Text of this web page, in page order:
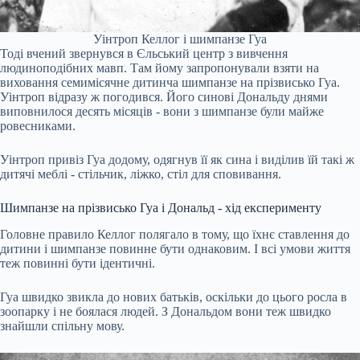
Уінтроп Келлог і шимпанзе Гуа
Тоді вчений звернувся в Єльський центр з вивчення
людиноподібних мавп. Там йому запропонували взяти на
виховання семимісячне дитинча шимпанзе на прізвисько Гуа.
Уінтроп відразу ж погодився. Його синові Дональду днями
виповнилося десять місяців - вони з шимпанзе були майже
ровесниками.
Уінтроп привіз Гуа додому, одягнув її як сина і виділив їй такі ж
дитячі меблі - стільчик, ліжко, стіл для сповивання.
Шимпанзе на прізвисько Гуа і Дональд - хід експерименту
Головне правило Келлог полягало в тому, що їхнє ставлення до
дитини і шимпанзе повинне бути однаковим. І всі умови життя
теж повинні бути ідентичні.
Гуа швидко звикла до нових батьків, оскільки до цього росла в
зоопарку і не боялася людей. З Дональдом вони теж швидко
знайшли спільну мову.